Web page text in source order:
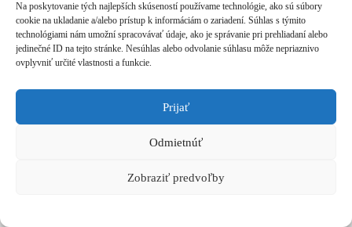
Na poskytovanie tých najlepších skúseností používame technológie, ako sú súbory
cookie na ukladanie a/alebo prístup k informáciám o zariadení. Súhlas s týmito
technológiami nám umožní spracovávať údaje, ako je správanie pri prehliadaní alebo
jedinečné ID na tejto stránke. Nesúhlas alebo odvolanie súhlasu môže nepriaznivo
ovplyvniť určité vlastnosti a funkcie.
Prijať
Odmietnúť
Zobraziť predvoľby
2x GOLD vstupenkana 2-dňový tréning
Líder novej generácie
v hodnote 47 €
o absolvovaní tréningu
v zadných radách